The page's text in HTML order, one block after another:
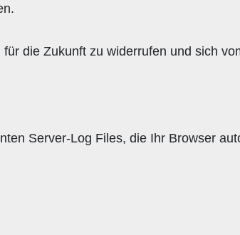
die Zukunft zu widerrufen und sich
Server-Log Files, die Ihr Browser